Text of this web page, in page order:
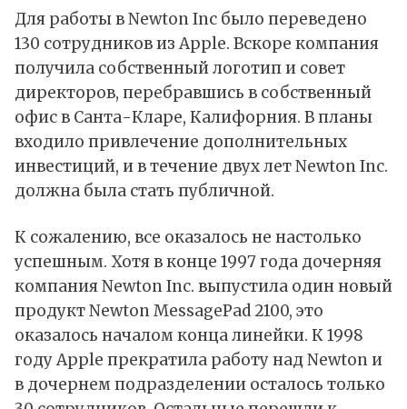
Для работы в Newton Inc было переведено
130 сотрудников из Apple. Вскоре компания
получила собственный логотип и совет
директоров, перебравшись в собственный
офис в Санта-Кларе, Калифорния. В планы
входило привлечение дополнительных
инвестиций, и в течение двух лет Newton Inc.
должна была стать публичной.
К сожалению, все оказалось не настолько
успешным. Хотя в конце 1997 года дочерняя
компания Newton Inc. выпустила один новый
продукт Newton MessagePad 2100, это
оказалось началом конца линейки. К 1998
году Apple прекратила работу над Newton и
в дочернем подразделении осталось только